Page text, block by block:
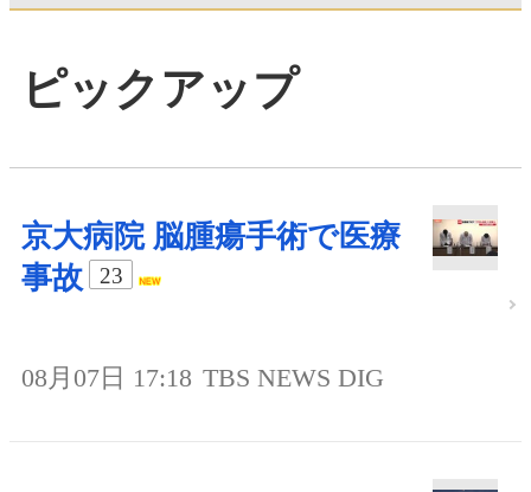
ピックアップ
京大病院 脳腫瘍手術で医療
事故
23
08月07日 17:18 TBS NEWS DIG